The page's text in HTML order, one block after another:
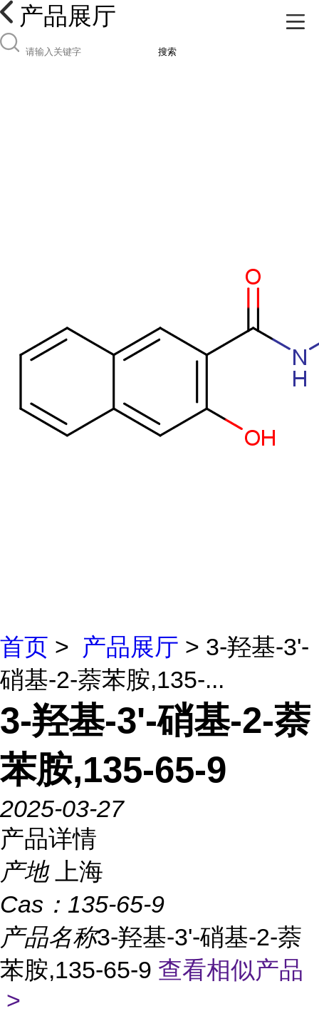
产品展厅
搜索
首页 > 产品展厅 > 3-羟基-3'-
硝基-2-萘苯胺,135-...
3-羟基-3'-硝基-2-萘
苯胺,135-65-9
2025-03-27
产品详情
产地
上海
Cas： 135-65-9
产品名称3-羟基-3'-硝基-2-萘
苯胺,135-65-9 查看相似产品
>